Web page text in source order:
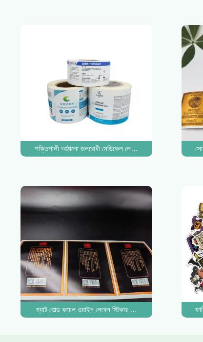
শক্তিশালী আঠালো জলরোধী মেডিকেল লেবেল স্টিকার পিল বোতল
ম্যাট গোল্ড ফয়েল ওয়াইন লেবেল স্টিকার সাদা কাস্টম এমবসড সিল